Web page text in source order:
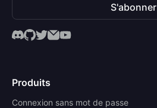
S'abonner
Produits
Connexion sans mot de passe